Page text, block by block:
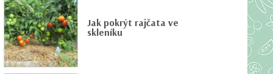
Jak pokrýt rajčata ve
skleníku